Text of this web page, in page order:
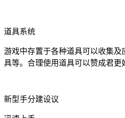
道具系统
游戏中存置于各种道具可以收集
具等。合理使用道具可以赞成君更
新型手分建设议